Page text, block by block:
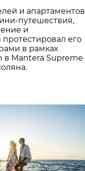
и апартаментов
путешествия,
и
его
в рамках
в Mantera Supreme